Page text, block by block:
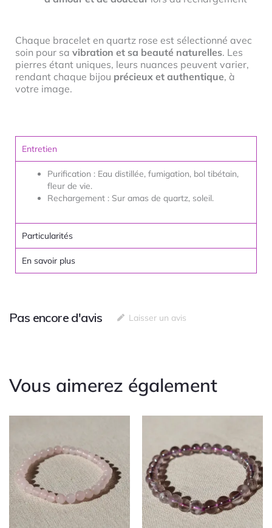
Chaque bracelet en quartz rose est sélectionné avec
soin pour sa vibration et sa beauté naturelles. Les
pierres étant uniques, leurs nuances peuvent varier,
rendant chaque bijou précieux et authentique, à
votre image.
Entretien
Purification : Eau distillée, fumigation, bol tibétain,
fleur de vie.
Rechargement : Sur amas de quartz, soleil.
Particularités
En savoir plus
Pas encore d'avis Laisser un avis
Vous aimerez également